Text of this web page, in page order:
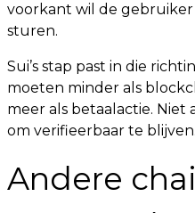
voorkant wil de gebruiker
sturen.
Sui’s stap past in die
moeten minder als
meer als betaalactie. Niet
om verifieerbaar te blijven.
Andere